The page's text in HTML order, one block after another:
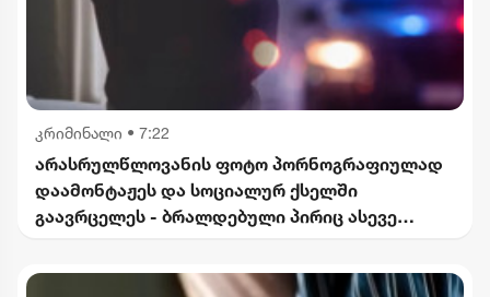
კრიმინალი • 7:22
არასრულწლოვანის ფოტო პორნოგრაფიულად
დაამონტაჟეს და სოციალურ ქსელში
გაავრცელეს - ბრალდებული პირიც ასევე